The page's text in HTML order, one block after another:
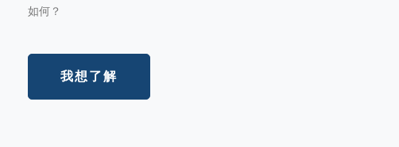
如何？
我想了解